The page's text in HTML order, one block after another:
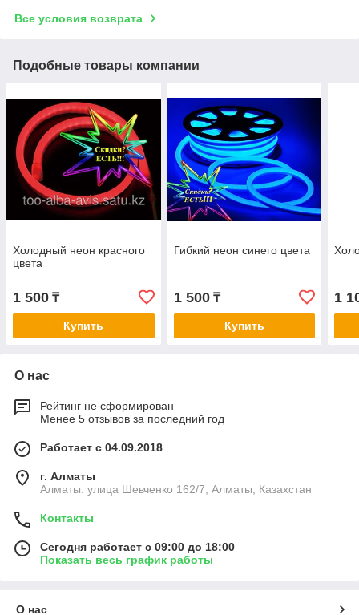
Все условия возврата
Подобные товары компании
Холодный неон красного
цвета
1 500 ₸
Купить
Гибкий неон синего цвета
1 500₸
Купить
1
О нас
Рейтинг не сформирован
Менее 5 отзывов за последний год
Работает с 04.09.2018
г. Алматы
Алматы. улица Шевченко 162/7, Алматы, Казахстан
Контакты
Сегодня работает с 09:00 до 18:00
Показать весь график работы
О нас